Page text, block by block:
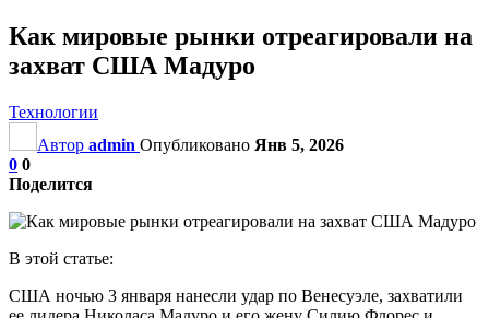
Как мировые рынки отреагировали на
захват США Мадуро
Технологии
Автор admin Опубликовано Янв 5, 2026
0 0
Поделится
В этой статье:
США ночью 3 января нанесли удар по Венесуэле, захватили